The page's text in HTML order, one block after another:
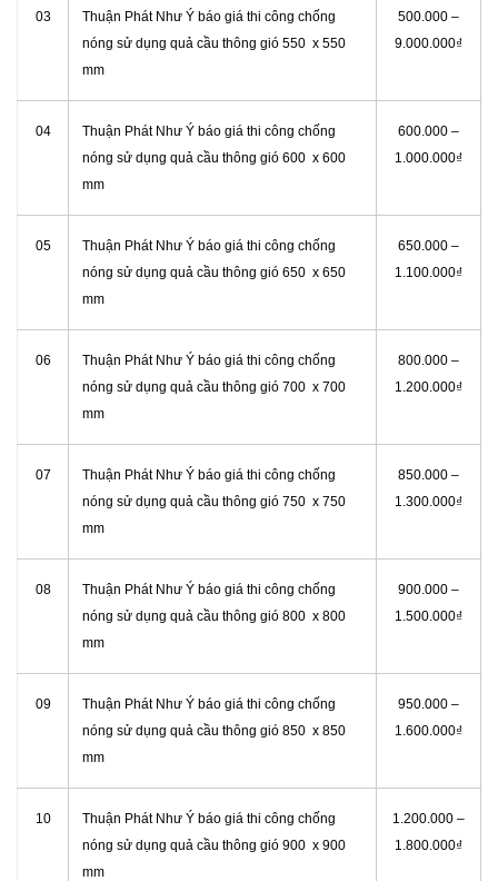
03
Thuận Phát Như Ý báo giá thi công chống
nóng sử dụng quả cầu thông gió 550 x 550
mm
500.000 –
9.000.000₫
04
Thuận Phát Như Ý báo giá thi công chống
nóng sử dụng quả cầu thông gió 600 x 600
mm
600.000 –
1.000.000₫
05
Thuận Phát Như Ý báo giá thi công chống
nóng sử dụng quả cầu thông gió 650 x 650
mm
650.000 –
1.100.000₫
06
Thuận Phát Như Ý báo giá thi công chống
nóng sử dụng quả cầu thông gió 700 x 700
mm
800.000 –
1.200.000₫
07
Thuận Phát Như Ý báo giá thi công chống
nóng sử dụng quả cầu thông gió 750 x 750
mm
850.000 –
1.300.000₫
08
Thuận Phát Như Ý báo giá thi công chống
nóng sử dụng quả cầu thông gió 800 x 800
mm
900.000 –
1.500.000₫
09
Thuận Phát Như Ý báo giá thi công chống
nóng sử dụng quả cầu thông gió 850 x 850
mm
950.000 –
1.600.000₫
10
Thuận Phát Như Ý báo giá thi công chống
nóng sử dụng quả cầu thông gió 900 x 900
mm
1.200.000 –
1.800.000₫